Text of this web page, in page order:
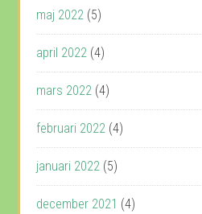
maj 2022 (5)
april 2022 (4)
mars 2022 (4)
februari 2022 (4)
januari 2022 (5)
december 2021 (4)